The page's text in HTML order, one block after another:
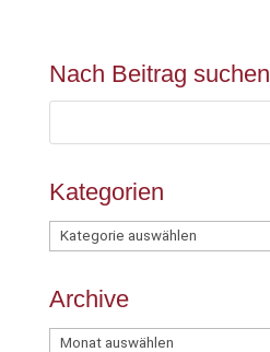
Nach Beitrag suchen
Kategorien
Kategorien
Archive
Archive